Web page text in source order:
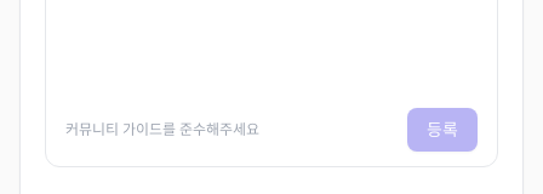
커뮤니티 가이드를 준수해주세요 등록